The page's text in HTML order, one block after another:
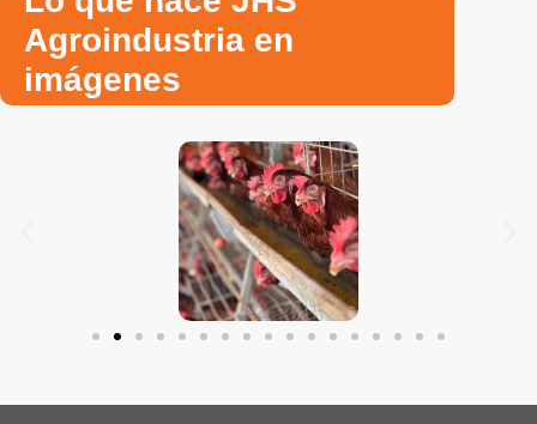
Agroindustria en
imágenes